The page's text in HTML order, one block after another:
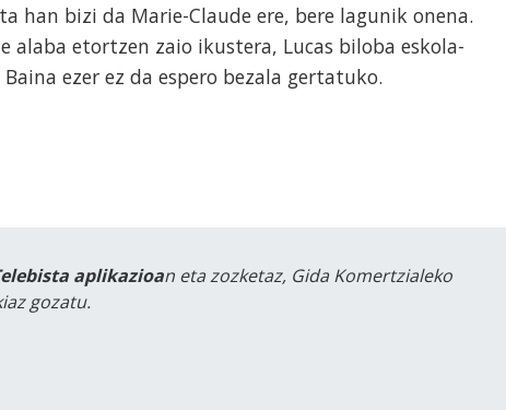
han bizi da Marie-Claude ere, bere lagunik onena.
alaba etortzen zaio ikustera, Lucas biloba eskola-
ezer ez da espero bezala gertatuko.
aplikazioan eta zozketaz, Gida Komertzialeko
gozatu.